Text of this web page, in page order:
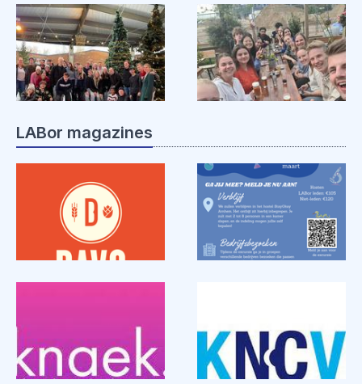
LABor magazines